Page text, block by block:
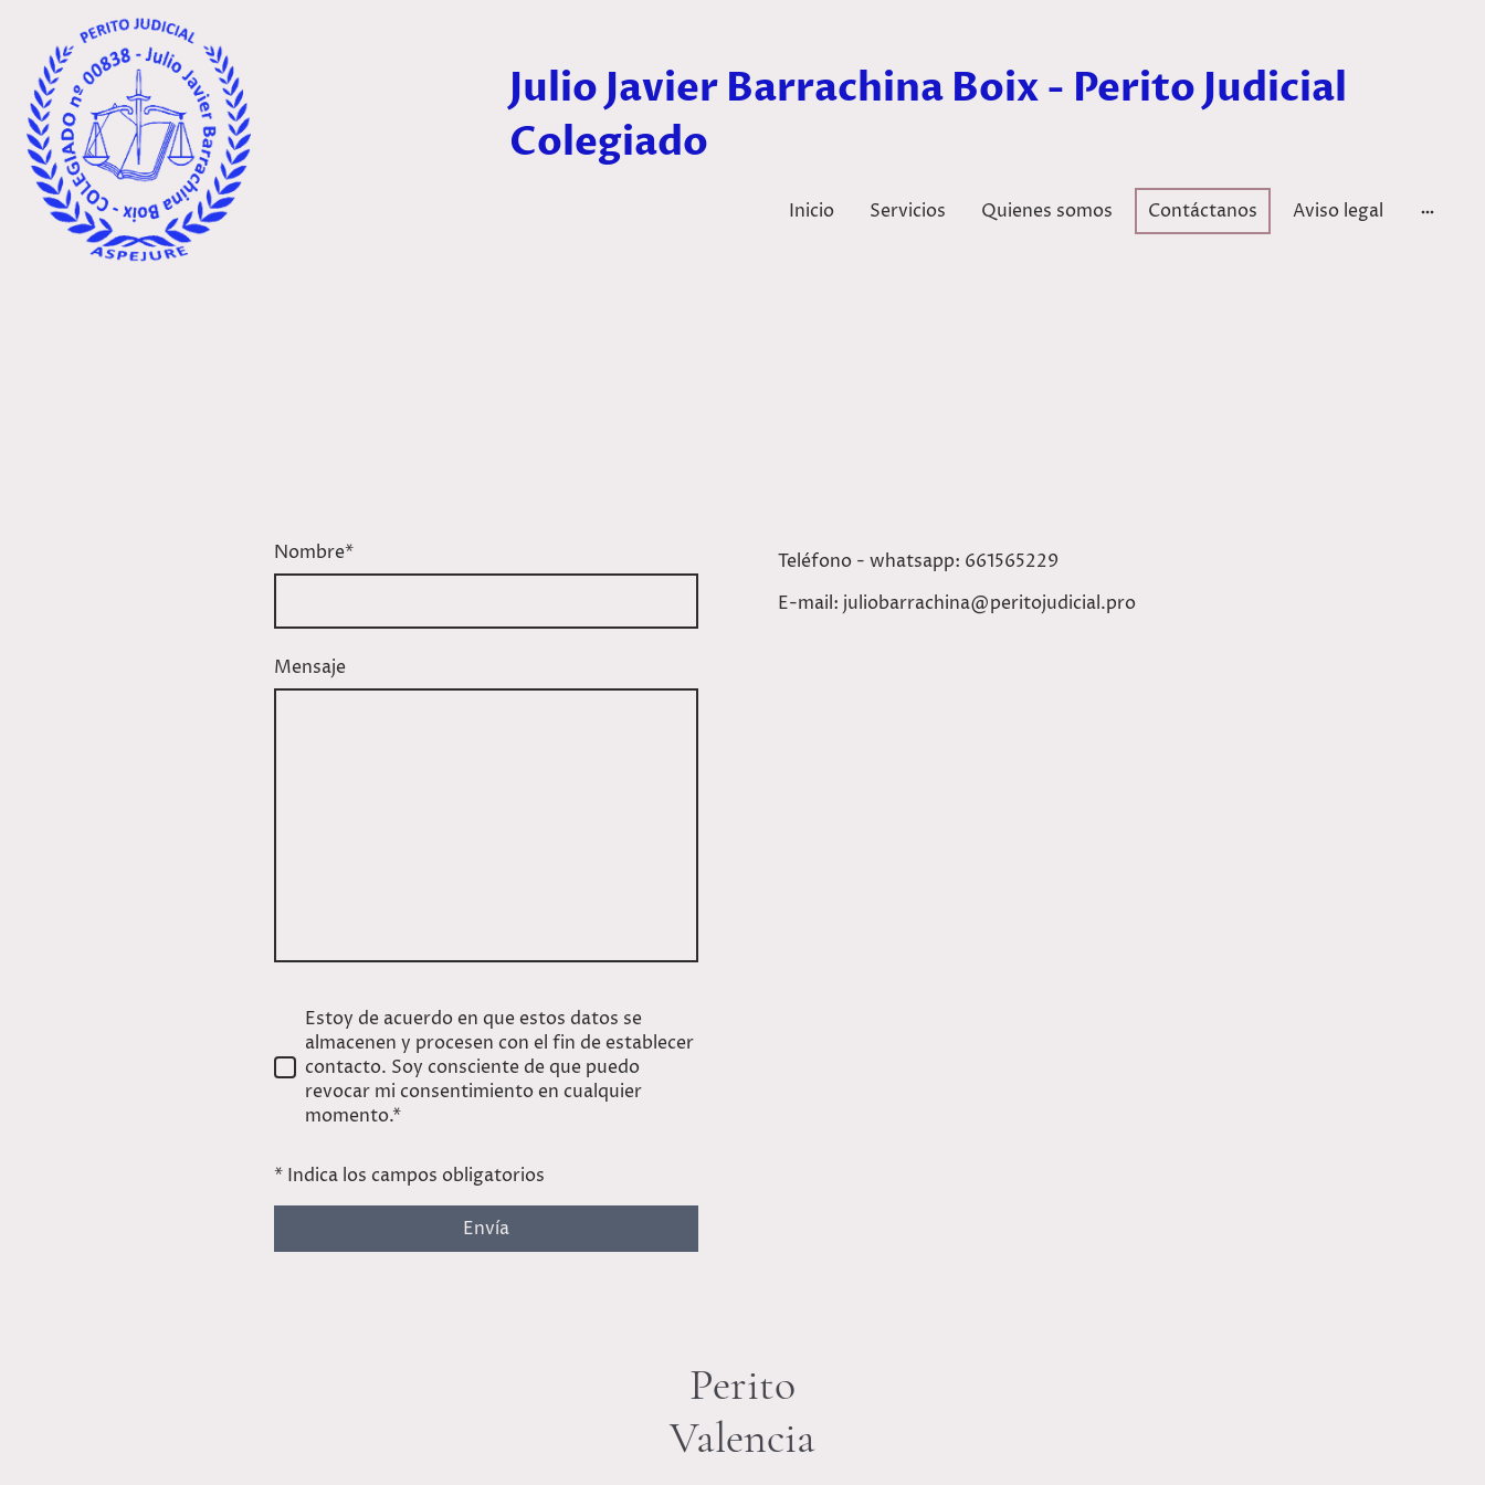
Julio Javier Barrachina Boix - Perito Judicial
Colegiado
Inicio Servicios Quienes somos Contáctanos Aviso legal
Nombre*
Mensaje
Estoy de acuerdo en que estos datos se
almacenen y procesen con el fin de establecer
contacto. Soy consciente de que puedo
revocar mi consentimiento en cualquier
momento.*
* Indica los campos obligatorios
Envía
Teléfono - whatsapp: 661565229
E-mail: juliobarrachina@peritojudicial.pro
Perito
Valencia